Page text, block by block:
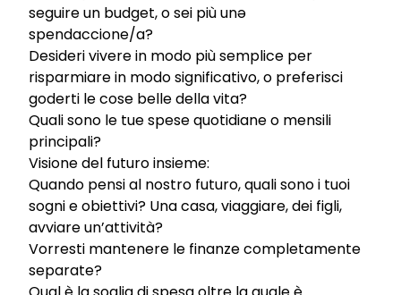
seguire un budget, o sei più unə
spendaccione/a?
Desideri vivere in modo più semplice per
risparmiare in modo significativo, o preferisci
goderti le cose belle della vita?
Quali sono le tue spese quotidiane o mensili
principali?
Visione del futuro insieme:
Quando pensi al nostro futuro, quali sono i tuoi
sogni e obiettivi? Una casa, viaggiare, dei figli,
avviare un’attività?
Vorresti mantenere le finanze completamente
separate?